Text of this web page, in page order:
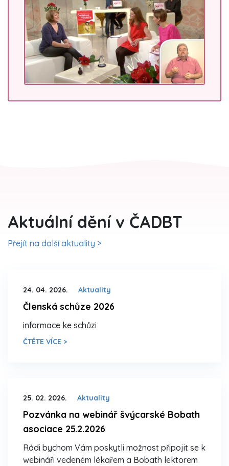
Aktuální dění v ČADBT
Přejít na další aktuality >
24. 04. 2026. Aktuality
Členská schůze 2026
informace ke schůzi
ČTĚTE VÍCE >
25. 02. 2026. Aktuality
Pozvánka na webinář švýcarské Bobath
asociace 25.2.2026
Rádi bychom Vám poskytli možnost připojit se k
webináři vedeném lékařem a Bobath lektorem